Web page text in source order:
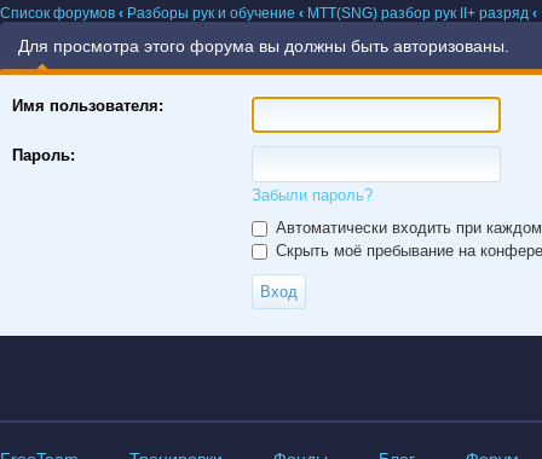
Список форумов ‹ Разборы рук и обучение ‹ MTT(SNG) разбор рук II+ разряд ‹
Для просмотра этого форума вы должны быть авторизованы.
Имя пользователя:
Пароль:
Забыли пароль?
Автоматически входить при
Скрыть моё пребывание на